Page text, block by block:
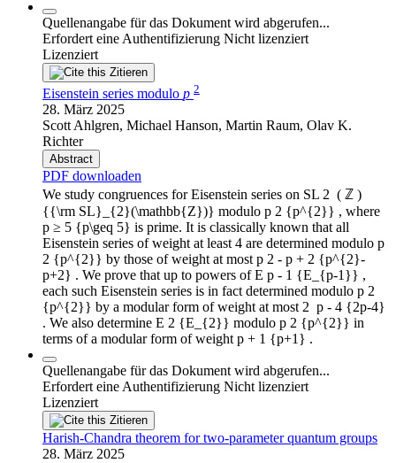
Quellenangabe für das Dokument wird abgerufen...
Erfordert eine Authentifizierung Nicht lizenziert
Lizenziert
Zitieren
Eisenstein series modulo p 2
28. März 2025
Scott Ahlgren, Michael Hanson, Martin Raum, Olav K.
Richter
Abstract
PDF downloaden
We study congruences for Eisenstein series on SL 2 ⁢ ( ℤ )
{{\rm SL}_{2}(\mathbb{Z})} modulo p 2 {p^{2}} , where
p ≥ 5 {p\geq 5} is prime. It is classically known that all
Eisenstein series of weight at least 4 are determined modulo p
2 {p^{2}} by those of weight at most p 2 - p + 2 {p^{2}-
p+2} . We prove that up to powers of E p - 1 {E_{p-1}} ,
each such Eisenstein series is in fact determined modulo p 2
{p^{2}} by a modular form of weight at most 2 ⁢ p - 4 {2p-4}
. We also determine E 2 {E_{2}} modulo p 2 {p^{2}} in
terms of a modular form of weight p + 1 {p+1} .
Quellenangabe für das Dokument wird abgerufen...
Erfordert eine Authentifizierung Nicht lizenziert
Lizenziert
Zitieren
Harish-Chandra theorem for two-parameter quantum groups
28. März 2025